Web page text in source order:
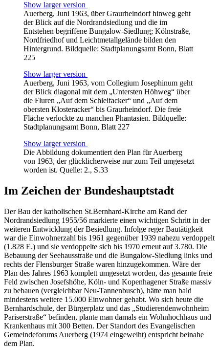
Show larger version
Auerberg, Juni 1963, über Graurheindorf hinweg geht
der Blick auf die Nordrandsiedlung und die im
Entstehen begriffene Bungalow-Siedlung; Kölnstraße,
Nordfriedhof und Leichtmetallgelände bilden den
Hintergrund. Bildquelle: Stadtplanungsamt Bonn, Blatt
225
Show larger version
Auerberg, Juni 1963, vom Collegium Josephinum geht
der Blick diagonal mit dem „Untersten Höhweg“ über
die Fluren „Auf dem Schleifacker“ und „Auf dem
obersten Klosteracker“ bis Graurheindorf. Die freie
Fläche verlockte zu manchen Phantasien. Bildquelle:
Stadtplanungsamt Bonn, Blatt 227
Show larger version
Die Abbildung dokumentiert den Plan für Auerberg
von 1963, der glücklicherweise nur zum Teil umgesetzt
worden ist. Quelle: 2., S.33
Im Zeichen der Bundeshauptstadt
Der Bau der katholischen St.Bernhard-Kirche am Rand der
Nordrandsiedlung 1955/56 markierte einen wichtigen Schritt in der
weiteren Entwicklung der Besiedlung. Infolge reger Bautätigkeit
war die Einwohnerzahl bis 1961 gegenüber 1939 nahezu verdoppelt
(1.828 E.) und sie verdoppelte sich bis 1970 erneut auf 3.780. Die
Bebauung der Seehausstraße und die Bungalow-Siedlung links und
rechts der Flensburger Straße waren hinzugekommen. Wäre der
Plan des Jahres 1963 komplett umgesetzt worden, das gesamte freie
Feld zwischen Josefshöhe, Köln- und Kopenhagener Straße massiv
zu bebauen (vergleichbar Neu-Tannenbusch), hätte man bald
mindestens weitere 15.000 Einwohner gehabt. Wo sich heute die
Bernhardschule, der Bürgerplatz und das „Studierendenwohnheim
Pariserstraße“ befinden, plante man damals ein Wohnhochhaus und
Krankenhaus mit 300 Betten. Der Standort des Evangelischen
Gemeindeforums Auerberg (1974 eingeweiht) entspricht beinahe
dem Plan.